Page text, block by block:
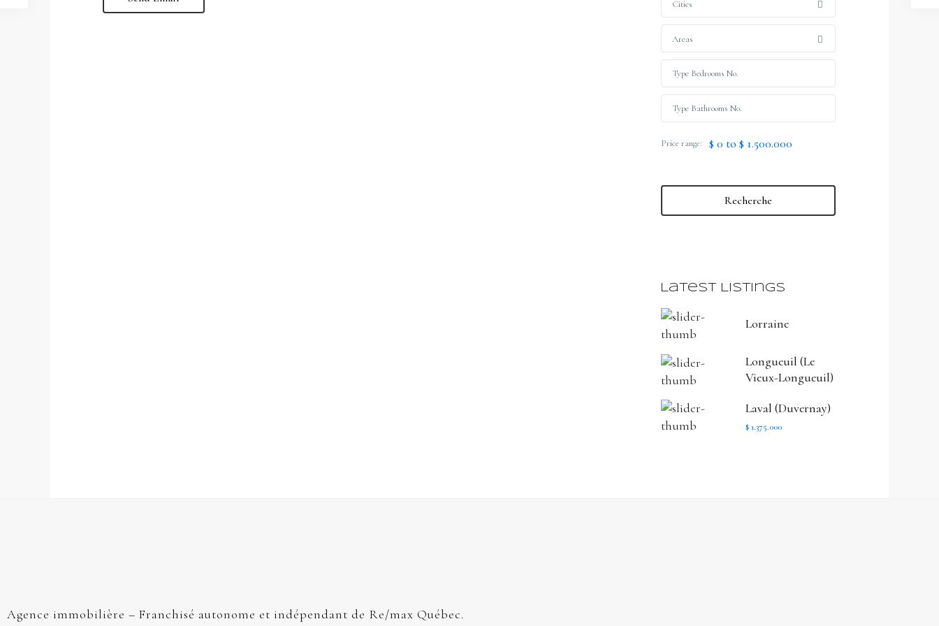
Cities
Areas
Price range: $ 0 to $ 1.500.000
Recherche
Latest Listings
Lorraine
Longueuil (Le
Vieux-Longueuil)
Laval (Duvernay)
$ 1.375.000
Agence immobilière – Franchisé autonome et indépendant de Re/max Québec.